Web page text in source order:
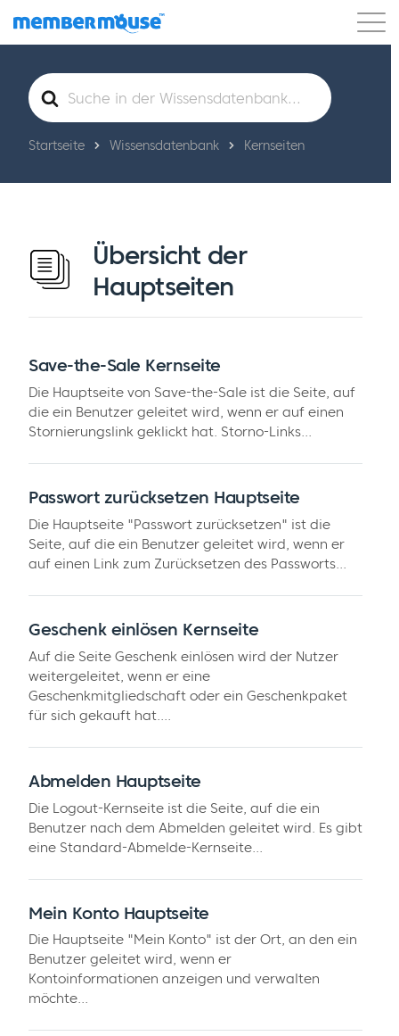
Eigenschaften Kunden Preisgestaltung
Los geht's
Suche
nach
Startseite Wissensdatenbank Kernseiten
Übersicht der
Hauptseiten
Save-the-Sale Kernseite
Die Hauptseite von Save-the-Sale ist die Seite, auf
die ein Benutzer geleitet wird, wenn er auf einen
Stornierungslink geklickt hat. Storno-Links...
Passwort zurücksetzen Hauptseite
Die Hauptseite "Passwort zurücksetzen" ist die
Seite, auf die ein Benutzer geleitet wird, wenn er
auf einen Link zum Zurücksetzen des Passworts...
Geschenk einlösen Kernseite
Auf die Seite Geschenk einlösen wird der Nutzer
weitergeleitet, wenn er eine
Geschenkmitgliedschaft oder ein Geschenkpaket
für sich gekauft hat....
Abmelden Hauptseite
Die Logout-Kernseite ist die Seite, auf die ein
Benutzer nach dem Abmelden geleitet wird. Es gibt
eine Standard-Abmelde-Kernseite...
Mein Konto Hauptseite
Die Hauptseite "Mein Konto" ist der Ort, an den ein
Benutzer geleitet wird, wenn er
Kontoinformationen anzeigen und verwalten
möchte...